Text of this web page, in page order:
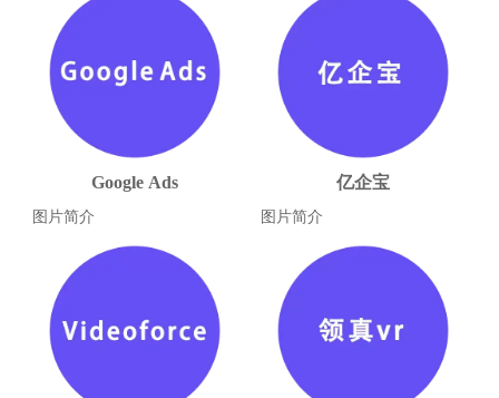
Google Ads
图片简介
亿企宝
图片简介